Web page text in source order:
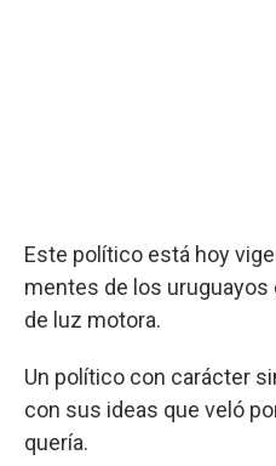
Este político está hoy
mentes de los
de luz motora.
Un político con carácter
con sus ideas que veló
quería.